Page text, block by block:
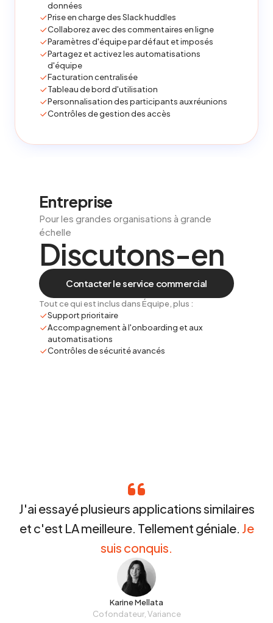
données
Prise en charge des Slack huddles
Collaborez avec des commentaires en ligne
Paramètres d'équipe par défaut et imposés
Partagez et activez les automatisations
d'équipe
Facturation centralisée
Tableau de bord d'utilisation
Personnalisation des participants aux réunions
Contrôles de gestion des accès
Entreprise
Pour les grandes organisations à grande
échelle
Discutons-en
Contacter le service commercial
Tout ce qui est inclus dans Équipe, plus :
Support prioritaire
Accompagnement à l'onboarding et aux
automatisations
Contrôles de sécurité avancés
J'ai essayé plusieurs applications similaires
et c'est LA meilleure. Tellement géniale. Je
suis conquis.
Karine Mellata
Cofondateur, Variance